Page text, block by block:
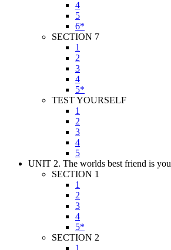
4
5
6*
SECTION 7
1
2
3
4
5*
TEST YOURSELF
1
2
3
4
5
UNIT 2. The worlds best friend is you
SECTION 1
1
2
3
4
5*
SECTION 2
1